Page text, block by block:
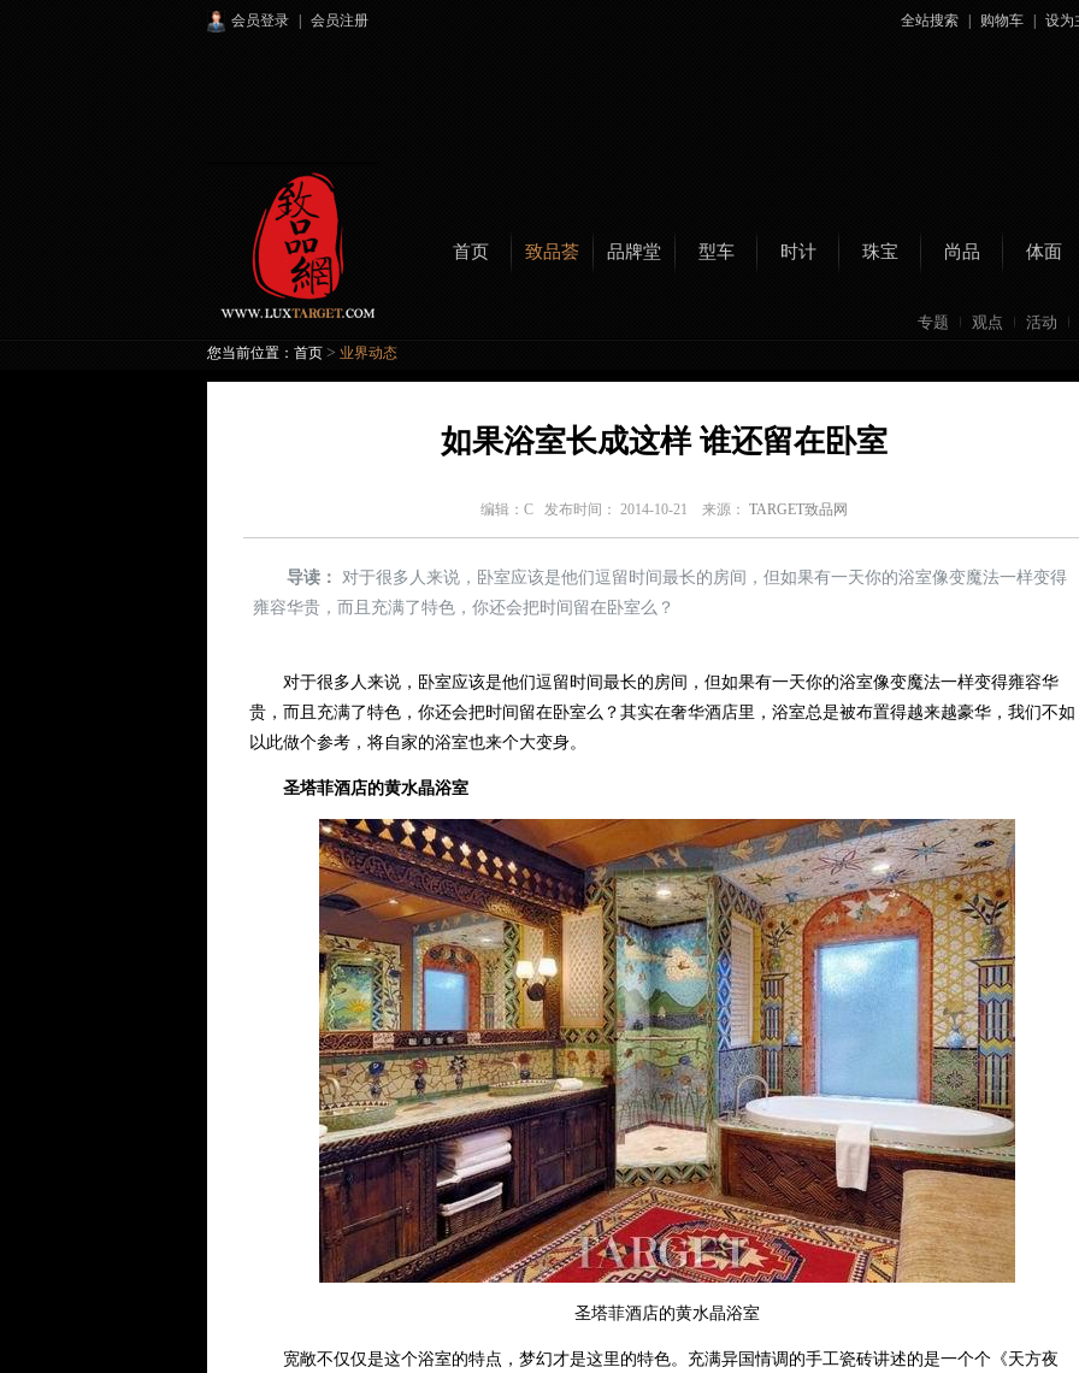
会员登录 会员注册 全站搜索 购物车 设为
首页 致品荟 品牌堂 型车 时计 珠宝 尚品 体面
专题 观点 活动
您当前位置： 首页 > 业界动态
如果浴室长成这样 谁还留在卧室
编辑： C 发布时间： 2014-10-21 来源： TARGET致品网
导读： 对于很多人来说，卧室应该是他们逗留时间最长的房间，但如果有一天你的浴室像变魔法一样变得
雍容华贵，而且充满了特色，你还会把时间留在卧室么？
对于很多人来说，卧室应该是他们逗留时间最长的房间，但如果有一天你的浴室像变魔法一样变得雍容华
贵，而且充满了特色，你还会把时间留在卧室么？其实在奢华酒店里，浴室总是被布置得越来越豪华，我们不如
以此做个参考，将自家的浴室也来个大变身。
圣塔菲酒店的黄水晶浴室
圣塔菲酒店的黄水晶浴室
宽敞不仅仅是这个浴室的特点，梦幻才是这里的特色。充满异国情调的手工瓷砖讲述的是一个个《天方夜